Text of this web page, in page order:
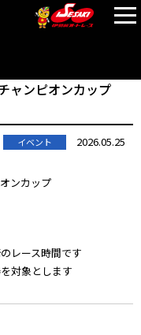
ャンピオンカップ
イベント 2026.05.25
ンカップ
レース時間です
対象とします